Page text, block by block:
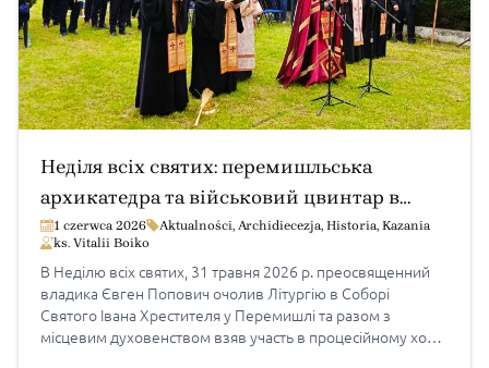
Неділя всіх святих: перемишльська
архикатедра та військовий цвинтар в
Пикуличах (проповідь архиєп. Євгена)
1 czerwca 2026 Aktualności, Archidiecezja, Historia, Kazania
ks. Vitalii Boiko
В Неділю всіх святих, 31 травня 2026 р. преосвященний
владика Євген Попович очолив Літургію в Соборі
Святого Івана Хрестителя у Перемишлі та разом з
місцевим духовенством взяв участь в процесійному ході